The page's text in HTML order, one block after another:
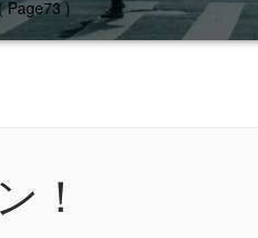
Page73 )
！